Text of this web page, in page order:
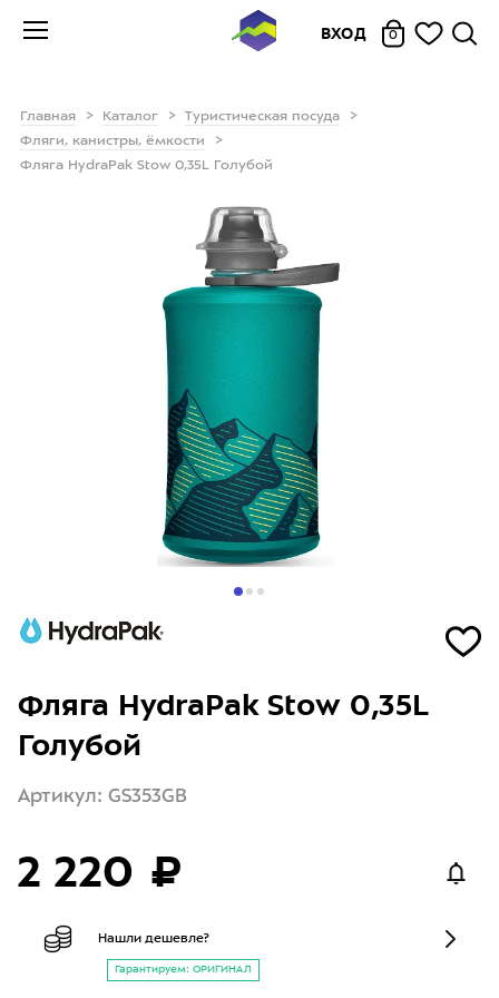
ВХОД 0
Главная Каталог
Туристическая посуда
Фляги, канистры, ёмкости
Фляга HydraPak Stow 0,35L Голубой
Фляга HydraPak Stow 0,35L
Голубой
Артикул: GS353GB
2 220 ₽
Нашли дешевле?
Гарантируем: ОРИГИНАЛ